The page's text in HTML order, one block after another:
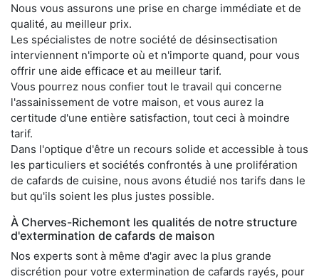
Nous vous assurons une prise en charge immédiate et de
qualité, au meilleur prix.
Les spécialistes de notre société de désinsectisation
interviennent n'importe où et n'importe quand, pour vous
offrir une aide efficace et au meilleur tarif.
Vous pourrez nous confier tout le travail qui concerne
l'assainissement de votre maison, et vous aurez la
certitude d'une entière satisfaction, tout ceci à moindre
tarif.
Dans l'optique d'être un recours solide et accessible à tous
les particuliers et sociétés confrontés à une prolifération
de cafards de cuisine, nous avons étudié nos tarifs dans le
but qu'ils soient les plus justes possible.
À Cherves-Richemont les qualités de notre structure
d'extermination de cafards de maison
Nos experts sont à même d'agir avec la plus grande
discrétion pour votre extermination de cafards rayés, pour